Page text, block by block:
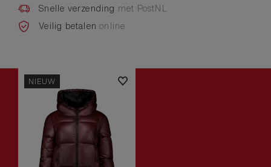
Snelle verzending met PostNL
Veilig betalenonline
NIEUW